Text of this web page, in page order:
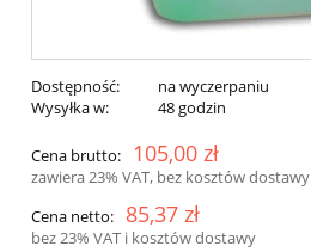
Dostępność:
na wyczerpaniu
Wysyłka w:
48 godzin
Cena brutto: 105,00 zł
zawiera 23% VAT, bez kosztów dostawy
Cena netto:
85,37 zł
bez 23% VAT i kosztów dostawy